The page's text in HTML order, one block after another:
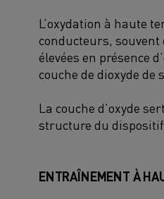
L’oxydation à haute
conducteurs,
élevées en présence
couche de dioxyde
La couche d’oxyde
structure du
ENTRAÎNEMENT À